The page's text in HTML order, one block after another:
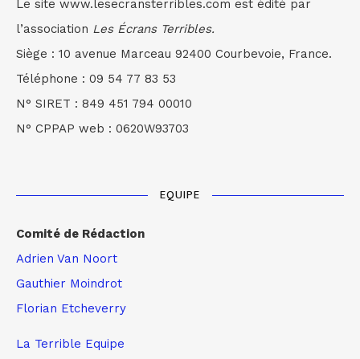
Le site www.lesecransterribles.com est édité par
l’association Les Écrans Terribles.
Siège : 10 avenue Marceau 92400 Courbevoie, France.
Téléphone : 09 54 77 83 53
N° SIRET : 849 451 794 00010
N° CPPAP web : 0620W93703
EQUIPE
Comité de Rédaction
Adrien Van Noort
Gauthier Moindrot
Florian Etcheverry
La Terrible Equipe